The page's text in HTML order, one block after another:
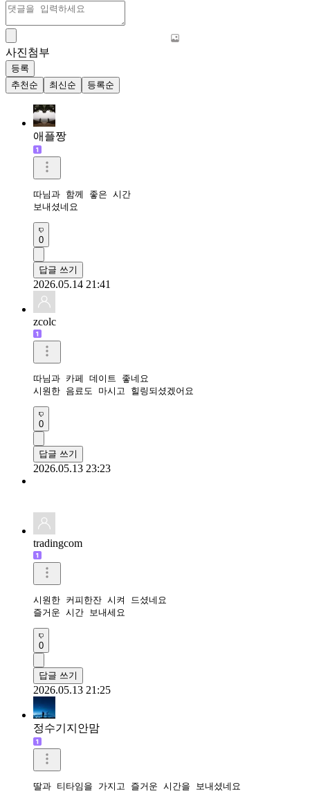
사진첨부
등록
추천순
최신순 등록순
애플짱
따님과 함께 좋은 시간
보내셨네요
0
답글 쓰기
2026.05.14 21:41
zcolc
따님과 카페 데이트 좋네요
시원한 음료도 마시고 힐링되셨겠어요
0
답글 쓰기
2026.05.13 23:23
tradingcom
시원한 커피한잔 시켜 드셨네요
즐거운 시간 보내세요
0
답글 쓰기
2026.05.13 21:25
정수기지안맘
딸과 티타임을 가지고 즐거운 시간을 보내셨네요